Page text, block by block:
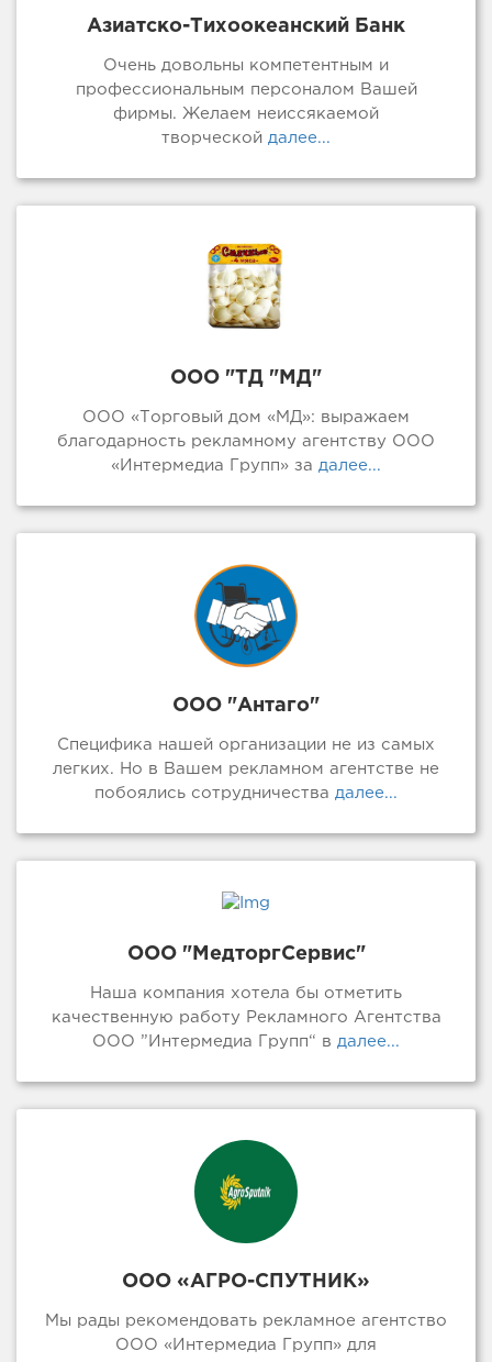
Азиатско-Тихоокеанский Банк
Очень довольны компетентным и
профессиональным персоналом Вашей
фирмы. Желаем неиссякаемой
творческой далее...
ООО "ТД "МД"
ООО «Торговый дом «МД»: выражаем
благодарность рекламному агентству ООО
«Интермедиа Групп» за далее...
ООО "Антаго"
Специфика нашей организации не из самых
легких. Но в Вашем рекламном агентстве не
побоялись сотрудничества далее...
ООО "МедторгСервис"
Наша компания хотела бы отметить
качественную работу Рекламного Агентства
ООО ”Интермедиа Групп“ в далее...
ООО «АГРО-СПУТНИК»
Мы рады рекомендовать рекламное агентство
ООО «Интермедиа Групп» для